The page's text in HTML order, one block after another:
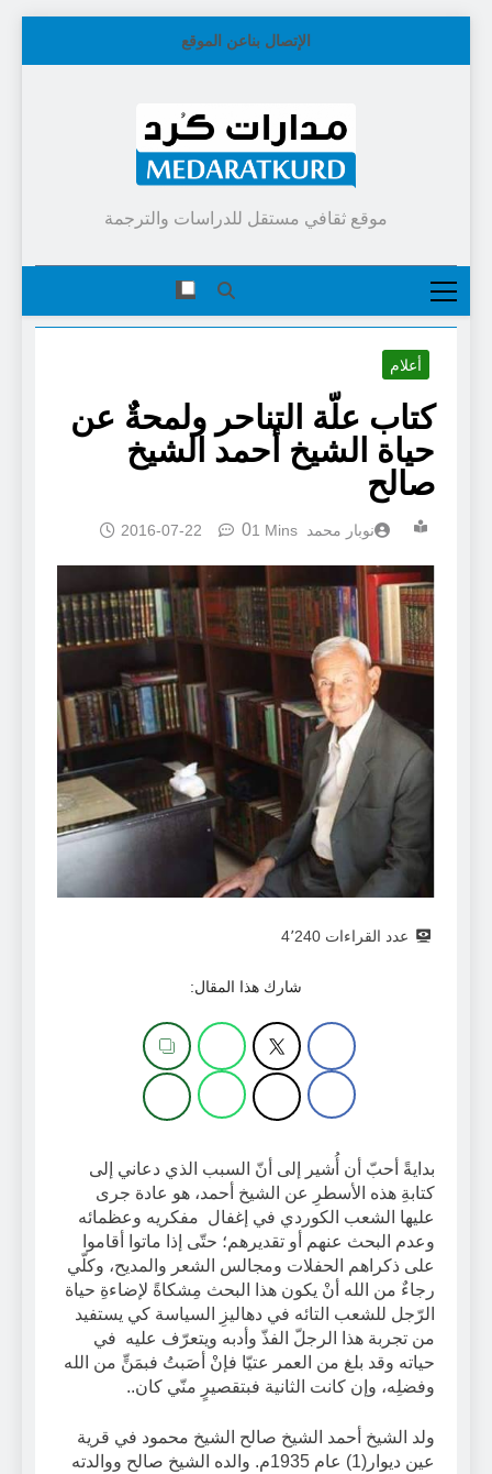
الإتصال بناعن الموقع
موقع ثقافي مستقل للدراسات والترجمة
أعلام
كتاب علّة التناحر ولمحةٌ عن
حياة الشيخ أحمد الشيخ
صالح
نوبار محمد 2016-07-22 01 Mins
عدد القراءات 4٬240
شارك هذا المقال:
بدايةً أحبّ أن أُشير إلى أنّ السبب الذي دعاني إلى
كتابةِ هذه الأسطرِ عن الشيخ أحمد، هو عادة جرى
عليها الشعب الكوردي في إغفال مفكريه وعظمائه
وعدم البحث عنهم أو تقديرهم؛ حتّى إذا ماتوا أقاموا
على ذكراهم الحفلات ومجالس الشعر والمديح، وكلّي
رجاءٌ من الله أنْ يكون هذا البحث مِشكاةً لإضاءةِ حياة
الرّجل للشعب التائه في دهاليزِ السياسة كي يستفيد
من تجربة هذا الرجلّ الفذّ وأدبه ويتعرّف عليه في
حياته وقد بلغ من العمر عتيّا فإنْ أصَبتُ فبمَنٍّ من الله
وفضلِه، وإن كانت الثانية فبتقصيرٍ منّي كان..
ولد الشيخ أحمد الشيخ صالح الشيخ محمود في قرية
عين ديوار(1) عام 1935م. والده الشيخ صالح ووالدته